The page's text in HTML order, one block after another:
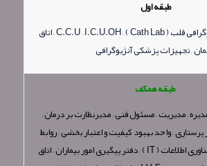
طبقه اول
اتاق های عمل – آنژیوگرافی قلب ( Cath Lab ) – C.C.U – I.C.U.OH – اتاق
– تجهیزات پزشكی آنژیوگرافی
طبقه همکف
– مدیریت – مسئول فنی – مدیرنظارت بر درمان –
– واحد بهبود كیفیت و اعتبار بخشی – روابط
عمومی – دبیرخانه – فناوری اطلاعات ( IT ) – دفتر پیگیری امور بیماران – اتاق